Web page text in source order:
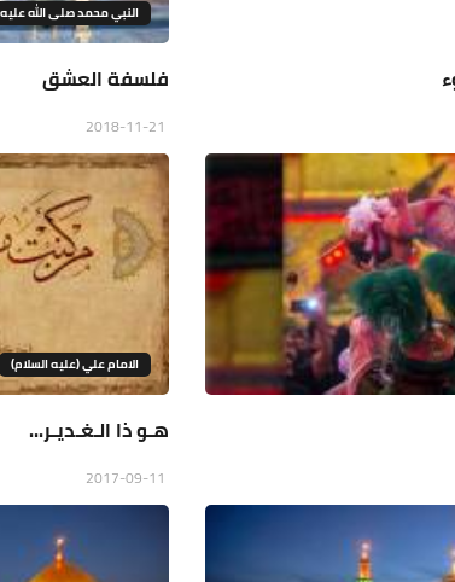
النبي محمد صلى الله
‏فلسفة العشق
الامام علي (عليه السلام)
هـو ذا الـغـديـر...